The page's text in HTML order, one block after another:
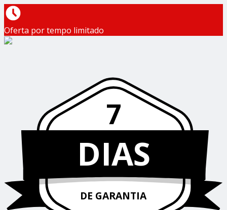
Oferta por tempo limitado
7
DIAS
DE GARANTIA